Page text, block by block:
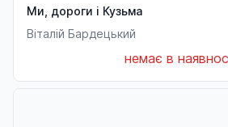
Ми, дороги і Кузьма
Віталій Бардецький
немає в